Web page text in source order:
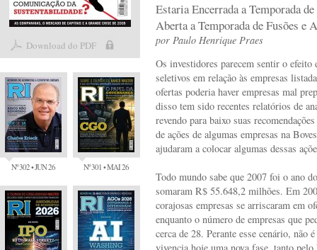
Download do PDF
Nº 302 • JUN 26 Nº 301 • MAI 26
Estaria Encerrada a Temporada
Aberta a Temporada de Fusões e
por Paulo Henrique Praes
Os investidores parecem sentir o efeito
seletivos em relação às empresas
ofertas poderia haver empresas mal
disso tem sido recentes relatórios de
revendo para baixo suas
de ações de algumas empresas na
ajudaram a colocar algumas dessas
Todo mundo sabe que 2007 foi o ano
somaram R$ 55.648,2 milhões. Em
corajosas empresas se arriscaram em
enquanto o número de empresas que
cerca de 28. Perante esse cenário, não